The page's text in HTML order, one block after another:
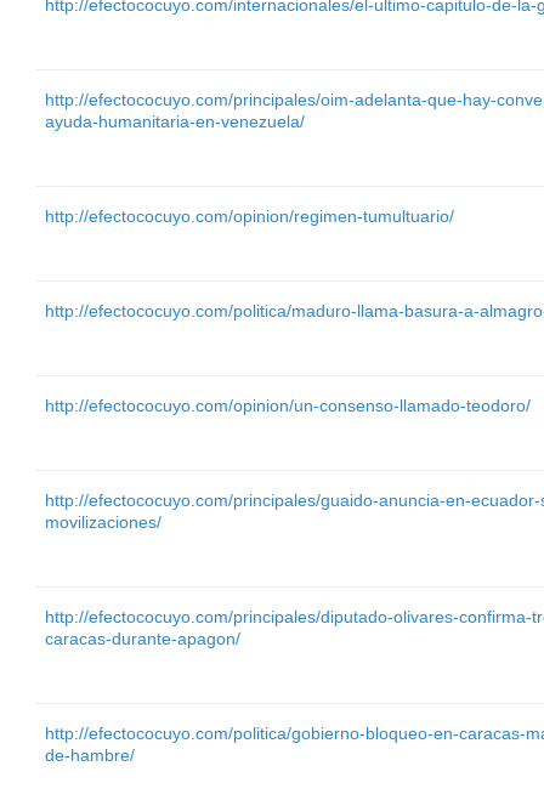
http://efectococuyo.com/internacionales/el-ultimo-capitulo-de-
http://efectococuyo.com/principales/oim-adelanta-que-hay-
ayuda-humanitaria-en-venezuela/
http://efectococuyo.com/opinion/regimen-tumultuario/
http://efectococuyo.com/politica/maduro-llama-basura-a-
http://efectococuyo.com/opinion/un-consenso-llamado-teodoro/
http://efectococuyo.com/principales/guaido-anuncia-en-
movilizaciones/
http://efectococuyo.com/principales/diputado-olivares-confirma-
caracas-durante-apagon/
http://efectococuyo.com/politica/gobierno-bloqueo-en-caracas-
de-hambre/